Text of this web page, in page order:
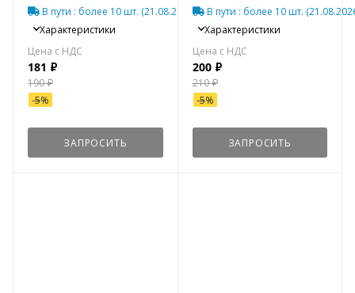
В пути : более 10 шт. (21.08.2026)*
Характеристики
181 ₽
190₽
-5%
ЗАПРОСИТЬ
В пути : более 10 шт.
Характеристики
200₽
210₽
-5%
ЗАПРОСИТЬ